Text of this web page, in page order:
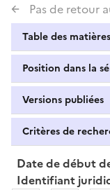
Pas de retour
Table des matières
Position dans la
Versions publiées
Critères de
Date de début
Identifiant